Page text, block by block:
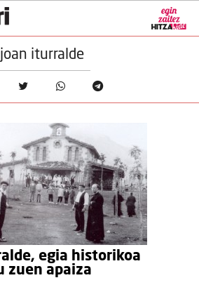
joan iturralde
egia historikoa
zuen apaiza